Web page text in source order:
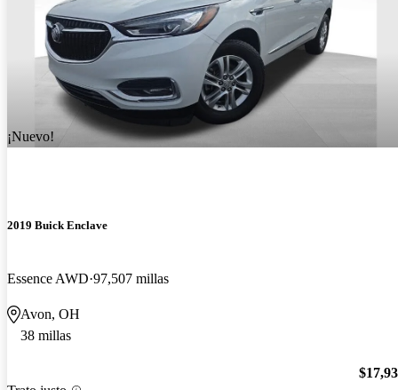
¡Nuevo!
2019 Buick Enclave
Essence AWD 97,507 millas
Avon, OH
38 millas